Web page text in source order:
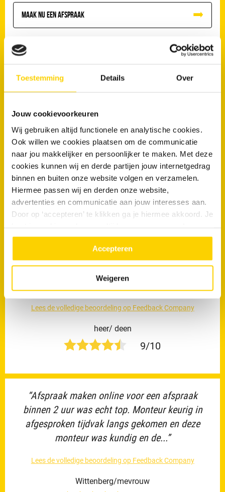
Toestemming Details Over
Jouw cookievoorkeuren
Wij gebruiken altijd functionele en analytische cookies.
Ook willen we cookies plaatsen om de communicatie
naar jou makkelijker en persoonlijker te maken. Met deze
cookies kunnen wij en derde partijen jouw internetgedrag
binnen en buiten onze website volgen en verzamelen.
Hiermee passen wij en derden onze website,
advertenties en communicatie aan jouw interesses aan.
Door op ‘accepteren’ te klikken ga je hiermee akkoord. Je
meer over in onsprivacy beleid.
Accepteren
Weigeren
Maak nu een afspraak
Veelgestelde vragen
in eengezinswoningen?
Komen rioolproblemen vaker voor op kleigrond of zandgrond
in Blaricum?
Waarom kunnen boomwortels schade veroorzaken aan
Zijn woningen in laaggelegen delen van Blaricum gevoeliger
voor wateroverlast?
“Snel ter plekke , en geen ongein om de prijs te
verhogen.. was voor mijn dochter die in
persoon...”
Lees de volledige beoordeling op Feedback Company
heer/ deen
9/10
“Afspraak maken online voor een afspraak
binnen 2 uur was echt top. Monteur keurig in
afgesproken tijdvak langs gekomen en deze
monteur was kundig en de...”
Lees de volledige beoordeling op Feedback Company
Wittenberg/mevrouw